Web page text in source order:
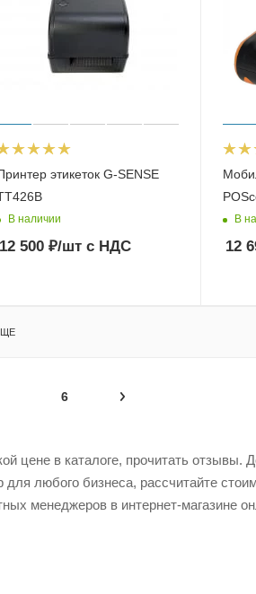
этикеток G-SENSE
В наличии
12 500 ₽/шт с НДС
В
12
6
цене в каталоге, прочитать отзывы.
любого бизнеса, рассчитайте
менеджеров в интернет-магазине